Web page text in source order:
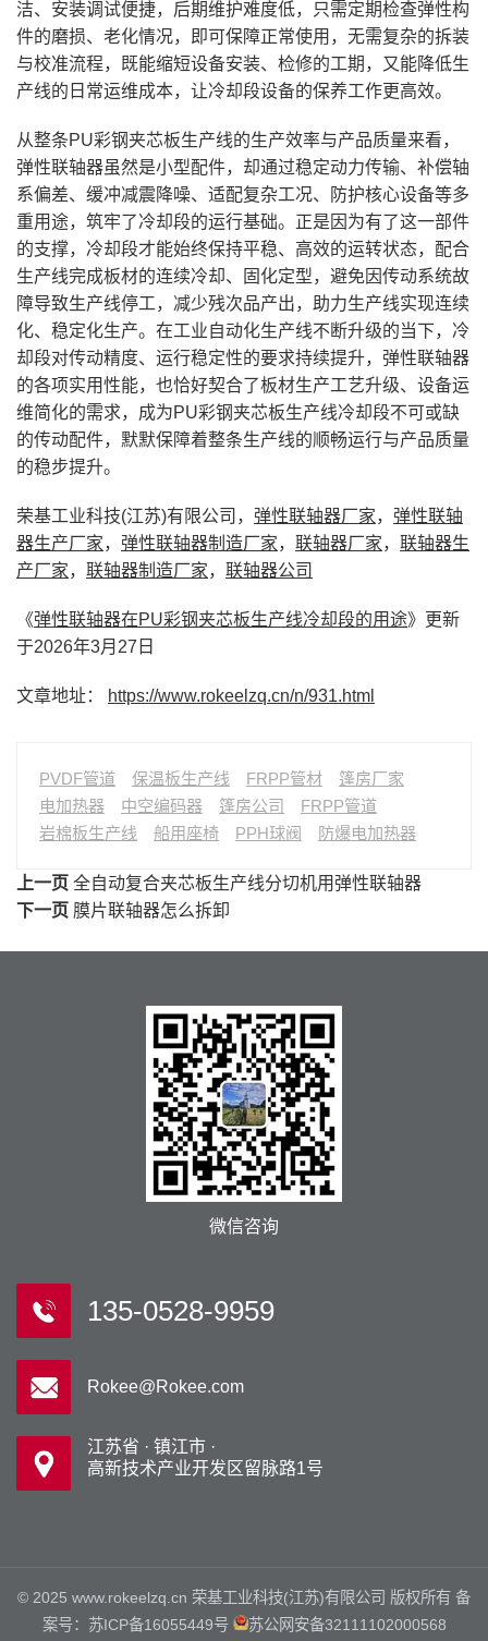
洁、安装调试便捷，后期维护难度低，只需定期检查弹性构
件的磨损、老化情况，即可保障正常使用，无需复杂的拆装
与校准流程，既能缩短设备安装、检修的工期，又能降低生
产线的日常运维成本，让冷却段设备的保养工作更高效。
从整条PU彩钢夹芯板生产线的生产效率与产品质量来看，
弹性联轴器虽然是小型配件，却通过稳定动力传输、补偿轴
系偏差、缓冲减震降噪、适配复杂工况、防护核心设备等多
重用途，筑牢了冷却段的运行基础。正是因为有了这一部件
的支撑，冷却段才能始终保持平稳、高效的运转状态，配合
生产线完成板材的连续冷却、固化定型，避免因传动系统故
障导致生产线停工，减少残次品产出，助力生产线实现连续
化、稳定化生产。在工业自动化生产线不断升级的当下，冷
却段对传动精度、运行稳定性的要求持续提升，弹性联轴器
的各项实用性能，也恰好契合了板材生产工艺升级、设备运
维简化的需求，成为PU彩钢夹芯板生产线冷却段不可或缺
的传动配件，默默保障着整条生产线的顺畅运行与产品质量
的稳步提升。
荣基工业科技(江苏)有限公司， 弹性联轴器厂家， 弹性联轴
器生产厂家， 弹性联轴器制造厂家， 联轴器厂家， 联轴器生
产厂家， 联轴器制造厂家， 联轴器公司
《弹性联轴器在PU彩钢夹芯板生产线冷却段的用途》更新
于2026年3月27日
文章地址： https://www.rokeelzq.cn/n/931.html
PVDF管道 保温板生产线 FRPP管材
篷房厂家
电加热器
中空编码器 篷房公司
FRPP管道
岩棉板生产线
船用座椅 PPH球阀 防爆电加热器
上一页 全自动复合夹芯板生产线分切机用弹性联轴器
下一页 膜片联轴器怎么拆卸
微信咨询
135-0528-9959
Rokee@Rokee.com
江苏省 · 镇江市 ·
高新技术产业开发区留脉路1号
© 2025 www.rokeelzq.cn 荣基工业科技(江苏)有限公司 版权所有 备
案号： 苏ICP备16055449号 苏公网安备32111102000568